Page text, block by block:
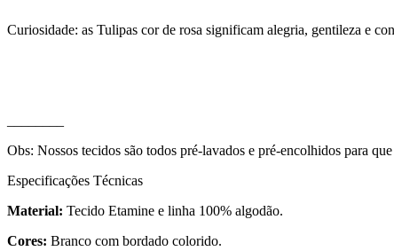
Curiosidade: as Tulipas cor de rosa significam alegria, gentileza e
Obs: Nossos tecidos são todos pré-lavados e pré-encolhidos para
Especificações Técnicas
Material: Tecido Etamine e linha 100% algodão.
Cores: Branco com bordado colorido.